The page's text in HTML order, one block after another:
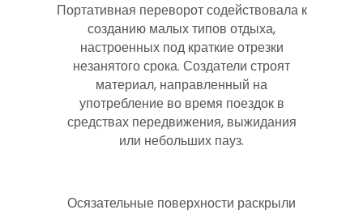
Портативная переворот содействовала к
созданию малых типов отдыха,
настроенных под краткие отрезки
незанятого срока. Создатели строят
материал, направленный на
употребление во время поездок в
средствах передвижения, выжидания
или небольших пауз.
Осязательные поверхности раскрыли